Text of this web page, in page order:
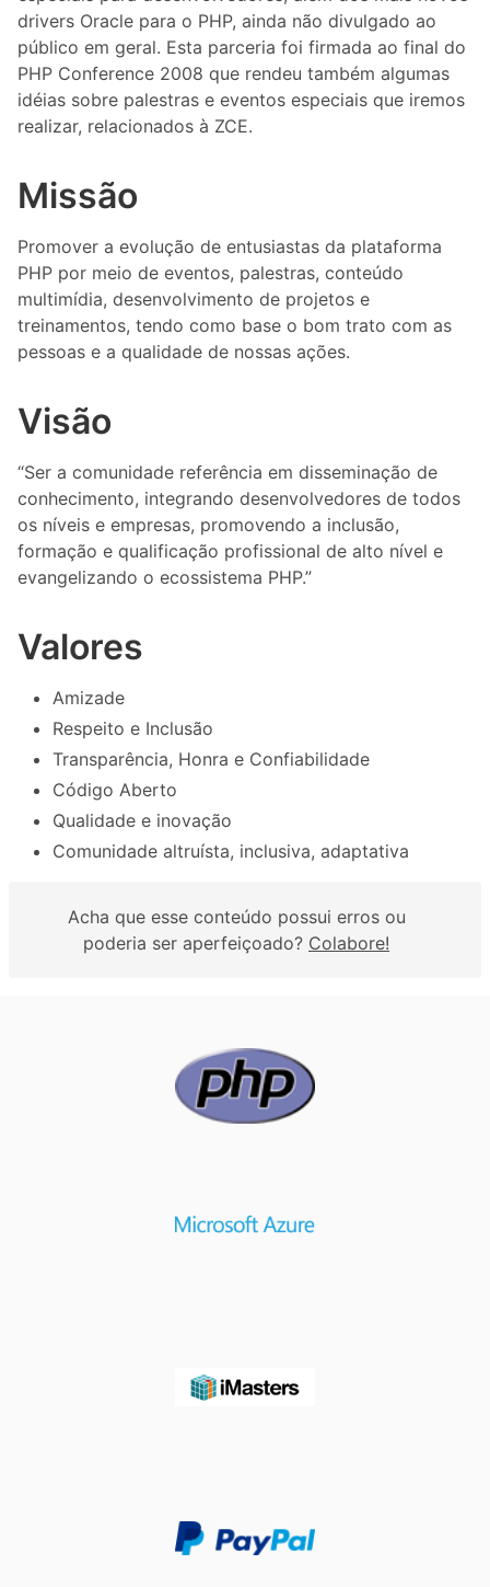
drivers Oracle para o PHP, ainda não divulgado ao
público em geral. Esta parceria foi firmada ao final do
PHP Conference 2008 que rendeu também algumas
idéias sobre palestras e eventos especiais que iremos
realizar, relacionados à ZCE.
Missão
Promover a evolução de entusiastas da plataforma
PHP por meio de eventos, palestras, conteúdo
multimídia, desenvolvimento de projetos e
treinamentos, tendo como base o bom trato com as
pessoas e a qualidade de nossas ações.
Visão
“Ser a comunidade referência em disseminação de
conhecimento, integrando desenvolvedores de todos
os níveis e empresas, promovendo a inclusão,
formação e qualificação profissional de alto nível e
evangelizando o ecossistema PHP.”
Valores
Amizade
Respeito e Inclusão
Transparência, Honra e Confiabilidade
Código Aberto
Qualidade e inovação
Comunidade altruísta, inclusiva, adaptativa
Acha que esse conteúdo possui erros ou
poderia ser aperfeiçoado? Colabore!